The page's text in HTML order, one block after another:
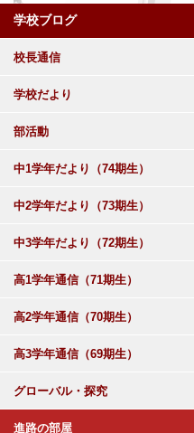
学校ブログ
校長通信
学校だより
部活動
中1学年だより（74期生）
中2学年だより（73期生）
中3学年だより（72期生）
高1学年通信（71期生）
高2学年通信（70期生）
高3学年通信（69期生）
グローバル・探究
進路の部屋